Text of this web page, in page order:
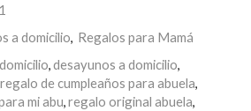
a domicilio, Regalos para Mamá
,desayunos a domicilio,
regalo de cumpleaños para abuela,
mi abu,regalo original abuela,